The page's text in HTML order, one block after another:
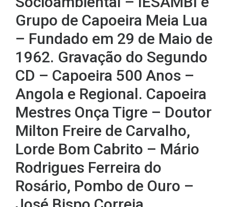
Grupo de Capoeira Meia Lua
– Fundado em 29 de Maio de
1962. Gravação do Segundo
CD – Capoeira 500 Anos –
Angola e Regional. Capoeira
Mestres Onça Tigre – Doutor
Milton Freire de Carvalho,
Lorde Bom Cabrito – Mário
Rodrigues Ferreira do
Rosário, Pombo de Ouro –